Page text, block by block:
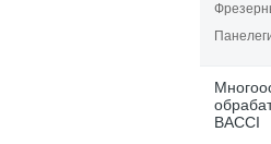
BACCI